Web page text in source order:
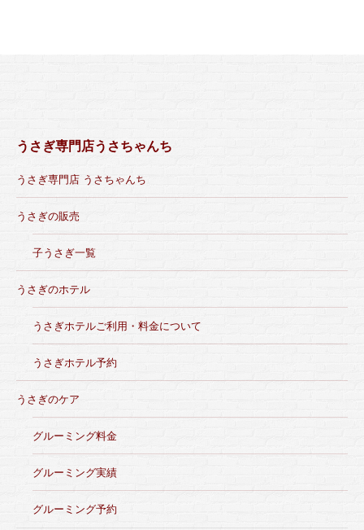
うさぎ専門店うさちゃんち
うさぎ専門店 うさちゃんち
うさぎの販売
子うさぎ一覧
うさぎのホテル
うさぎホテルご利用・料金について
うさぎホテル予約
うさぎのケア
グルーミング料金
グルーミング実績
グルーミング予約